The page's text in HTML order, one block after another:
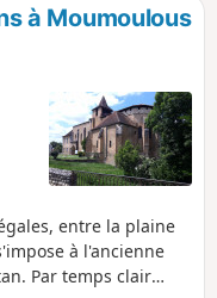
à Moumoulous
entre la plaine
à l'ancienne
Par temps clair